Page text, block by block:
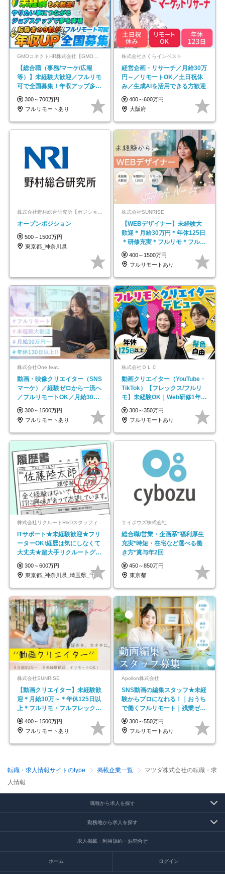
GMOコネクトHR株式会社【GMOインターネットグループ】
【総合職（事務/マーケ/広報
等）】未経験大歓迎／フルリモ
可で全国募集！年収アップ多数
★年休最大130日★
300～700万円
フルリモートあり
株式会社さくらインベスト
経営企画・リサーチ／月給30万
円～／リモートOK／土日祝休
み／生成AIを活用できる方歓迎
400～600万円
大阪府
オープンポジション
500～1500万円
東京都_神奈川県
株式会社SUNRISE
【WEBデザイナー】未経験大
歓迎＊月給30万円＊年休125日
＊研修充実＊フルリモ＊フルフ
レックス＊
400～1500万円
フルリモートあり
株式会社One feat.
動画・映像クリエイター（SNS
マーケ）／経験ゼロから一流へ
／フルリモートOK／月給30万
円～／年休130日以上
300～1500万円
フルリモートあり
株式会社ＯＬＣ
動画クリエイター（YouTube・
TikTok）【フレックス/フルリ
モ】未経験OK｜Web研修1年間
｜副業OK
300～350万円
フルリモートあり
株式会社リクルートR&Dスタッフィング【リクルートグループ】
ITサポート★未経験歓迎★フリ
ーターOK!経歴は気にしなくて
大丈夫★超大手リクルートグル
ープの正社員/sg
300～600万円
東京都_神奈川県_埼玉県_千葉県_大阪府…
サイボウズ株式会社
総合職/営業・企画系*福利厚生
充実*時短・在宅など選べる働
き方*賞与年2回
450～850万円
東京都
株式会社SUNRISE
【動画クリエイター】未経験歓
迎＊月給30万～＊年休125日以
上＊フルリモ・フルフレックス
◆10名の採用が決定◆
400～1500万円
フルリモートあり
Apollon株式会社
SNS動画の編集スタッフ★未経
験からプロになれる！｜おうち
で働くフルリモート｜残業ゼロ
で18時退勤◎
300～550万円
フルリモートあり
転職・求人情報サイトのtype 掲載企業一覧
マツダ株式会社の転職・求
人情報
職種から求人を探す
勤務地から求人を探す
求人掲載・利用規約・お問合せ
ホーム ログイン